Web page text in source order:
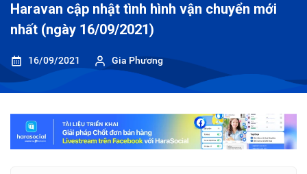
Haravan cập nhật tình hình vận chuyển mới
nhất (ngày 16/09/2021)
16/09/2021 Gia Phương